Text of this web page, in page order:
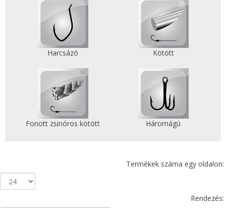
Harcsázó Kötött
Fonott zsinóros kötött Háromágú
Termékek száma egy oldalon:
Rendezés: